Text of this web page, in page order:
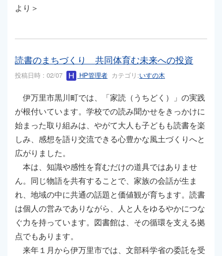
より＞
読書のまちづくり 共同体育む未来への投資
投稿日時 : 02/07 HP管理者 カテゴリ:いすの木
伊万里市黒川町では、「家読（うちどく）」の実践
が根付いています。学校での読み聞かせをきっかけに
始まった取り組みは、やがて大人も子どもも読書を楽
しみ、感想を語り交流できる心豊かな風土づくりへと
広がりました。
本は、知識や感性を育むだけの道具ではありませ
ん。同じ物語を共有することで、家族の会話が生ま
れ、地域の中に共通の話題と価値観が育ちます。読書
は個人の営みでありながら、人と人をゆるやかにつな
ぐ力を持っています。図書館は、その循環を支える拠
点でもあります。
来年１月から伊万里市では、文部科学省の委託を受